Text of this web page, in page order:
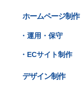
ホームページ制作
・運用・保守
・ECサイト制作
デザイン制作